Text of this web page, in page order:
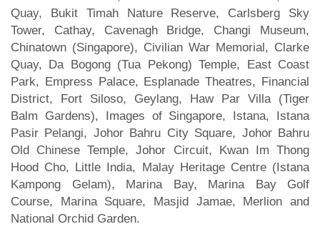
Quay, Bukit Timah Nature Reserve, Carlsberg Sky
Tower, Cathay, Cavenagh Bridge, Changi Museum,
Chinatown (Singapore), Civilian War Memorial, Clarke
Quay, Da Bogong (Tua Pekong) Temple, East Coast
Park, Empress Palace, Esplanade Theatres, Financial
District, Fort Siloso, Geylang, Haw Par Villa (Tiger
Balm Gardens), Images of Singapore, Istana, Istana
Pasir Pelangi, Johor Bahru City Square, Johor Bahru
Old Chinese Temple, Johor Circuit, Kwan Im Thong
Hood Cho, Little India, Malay Heritage Centre (Istana
Kampong Gelam), Marina Bay, Marina Bay Golf
Course, Marina Square, Masjid Jamae, Merlion and
National Orchid Garden.